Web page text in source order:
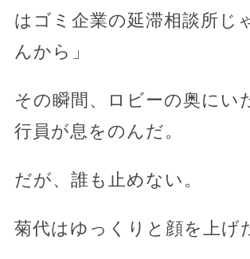
はゴミ企業の延滞相談所じ
んから」
その瞬間、ロビーの奥にい
行員が息をのんだ。
だが、誰も止めない。
菊代はゆっくりと顔を上げ